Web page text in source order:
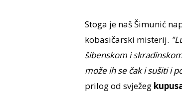
Stoga je naš Šimunić
kobasičarski misterij.
šibenskom i
može ih se čak i sušiti i
prilog od svježeg